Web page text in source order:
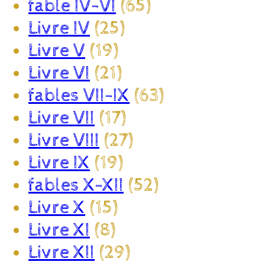
fable IV-VI (65)
Livre IV (25)
Livre V (19)
Livre VI (21)
fables VII-IX (63)
Livre VII (17)
Livre VIII (27)
Livre IX (19)
fables X-XII (52)
Livre X (15)
Livre XI (8)
Livre XII (29)